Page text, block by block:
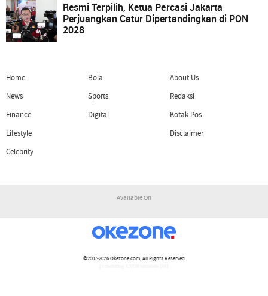
Resmi Terpilih, Ketua Percasi Jakarta
Perjuangkan Catur Dipertandingkan di PON
2028
Home
News
Finance
Lifestyle
Celebrity
Bola
Sports
Digital
About Us
Redaksi
Kotak Pos
Disclaimer
Available On
©2007-2026Okezone.com, All Rights Reserved